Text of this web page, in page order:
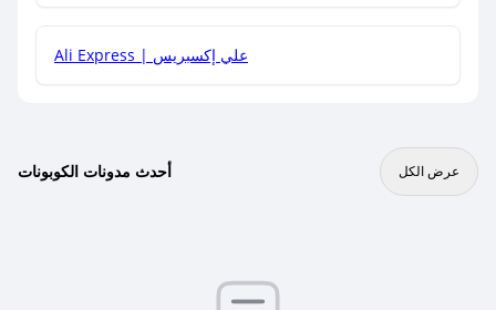
Ali Express | علي إكسبريس
أحدث مدونات الكوبونات عرض الكل